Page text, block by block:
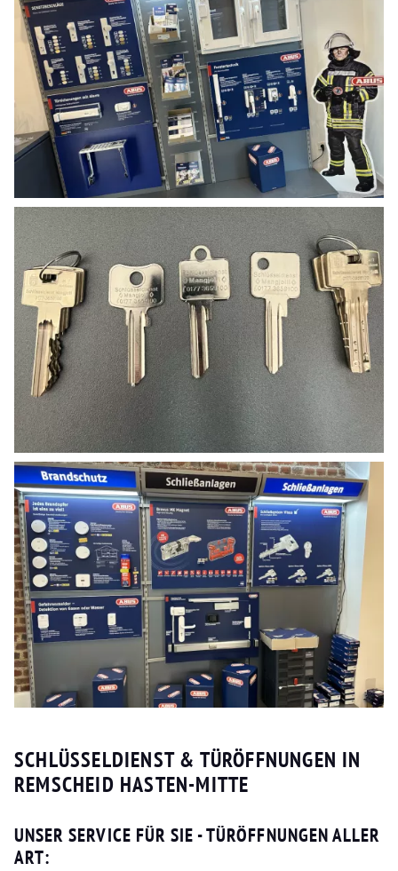
SCHLÜSSELDIENST & TÜRÖFFNUNGEN IN
REMSCHEID HASTEN-MITTE
UNSER SERVICE FÜR SIE - TÜRÖFFNUNGEN ALLER
ART: